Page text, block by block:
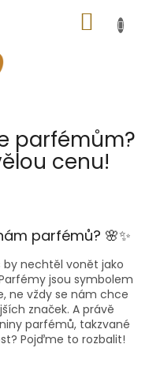
KOŠÍK
parfémům?
cenu!
parfémů? 🌸✨
by nechtěl vonět jako
jsou symbolem
ne vždy se nám chce
značek. A právě
parfémů, takzvané
Pojďme to rozbalit!